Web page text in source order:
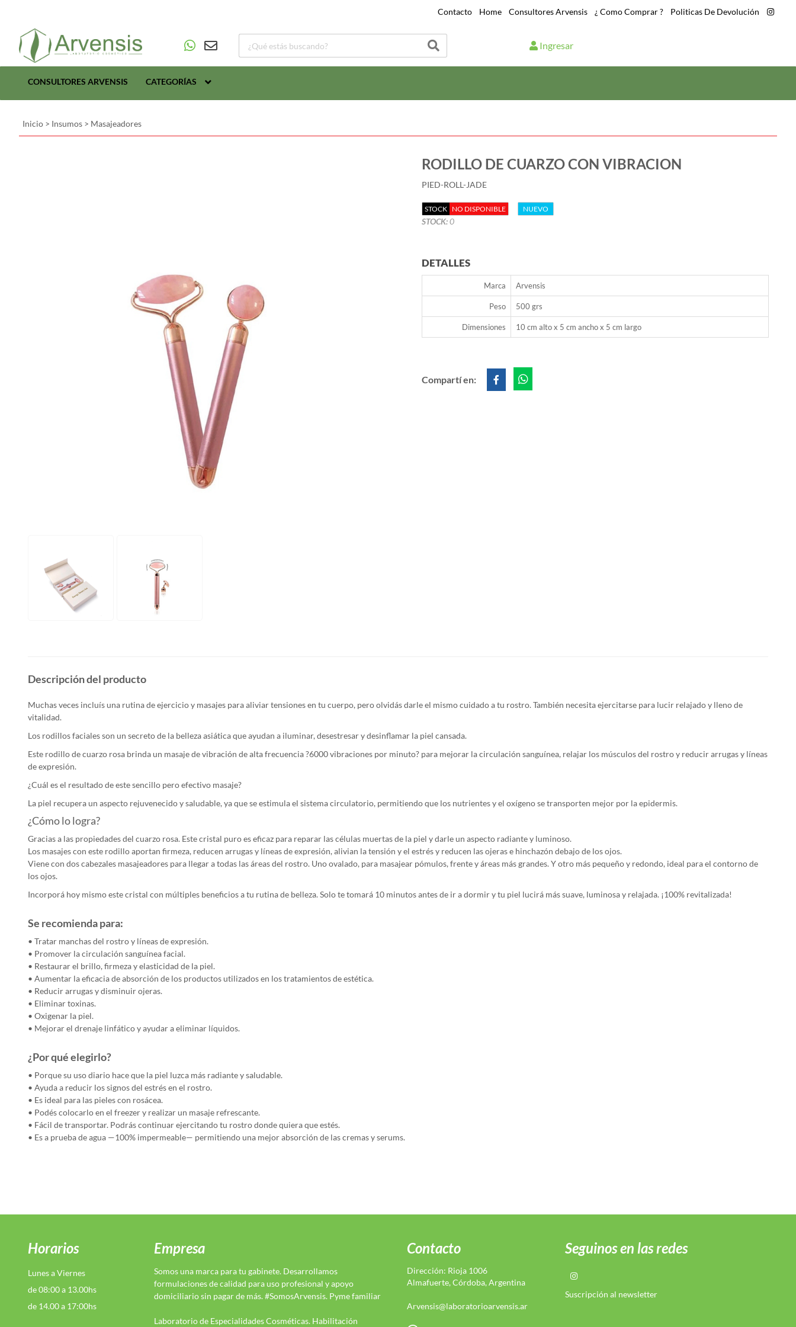
Contacto Home Consultores Arvensis ¿ Como Comprar ? Politicas De Devolución
Ingresar
CONSULTORES ARVENSIS CATEGORÍAS
Inicio > Insumos > Masajeadores
RODILLO DE CUARZO CON VIBRACION
PIED-ROLL-JADE
STOCK NO DISPONIBLE NUEVO
STOCK:0
DETALLES
Marca Arvensis
Peso 500 grs
Dimensiones 10 cm alto x 5 cm ancho x 5 cm largo
Compartí en:
Descripción del producto
Muchas veces incluís una rutina de ejercicio y masajes para aliviar tensiones en tu cuerpo, pero olvidás darle el mismo cuidado a tu rostro. También necesita ejercitarse para lucir relajado y lleno de
vitalidad.
Los rodillos faciales son un secreto de la belleza asiática que ayudan a iluminar, desestresar y desinflamar la piel cansada.
Este rodillo de cuarzo rosa brinda un masaje de vibración de alta frecuencia ?6000 vibraciones por minuto? para mejorar la circulación sanguínea, relajar los músculos del rostro y reducir arrugas y líneas
de expresión.
¿Cuál es el resultado de este sencillo pero efectivo masaje?
La piel recupera un aspecto rejuvenecido y saludable, ya que se estimula el sistema circulatorio, permitiendo que los nutrientes y el oxígeno se transporten mejor por la epidermis.
¿Cómo lo logra?
Gracias a las propiedades del cuarzo rosa. Este cristal puro es eficaz para reparar las células muertas de la piel y darle un aspecto radiante y luminoso.
Los masajes con este rodillo aportan firmeza, reducen arrugas y líneas de expresión, alivian la tensión y el estrés y reducen las ojeras e hinchazón debajo de los ojos.
Viene con dos cabezales masajeadores para llegar a todas las áreas del rostro. Uno ovalado, para masajear pómulos, frente y áreas más grandes. Y otro más pequeño y redondo, ideal para el contorno de
los ojos.
Incorporá hoy mismo este cristal con múltiples beneficios a tu rutina de belleza. Solo te tomará 10 minutos antes de ir a dormir y tu piel lucirá más suave, luminosa y relajada. ¡100% revitalizada!
Se recomienda para:
• Tratar manchas del rostro y líneas de expresión.
• Promover la circulación sanguínea facial.
• Restaurar el brillo, firmeza y elasticidad de la piel.
• Aumentar la eficacia de absorción de los productos utilizados en los tratamientos de estética.
• Reducir arrugas y disminuir ojeras.
• Eliminar toxinas.
• Oxigenar la piel.
• Mejorar el drenaje linfático y ayudar a eliminar líquidos.
¿Por qué elegirlo?
• Porque su uso diario hace que la piel luzca más radiante y saludable.
• Ayuda a reducir los signos del estrés en el rostro.
• Es ideal para las pieles con rosácea.
• Podés colocarlo en el freezer y realizar un masaje refrescante.
• Fácil de transportar. Podrás continuar ejercitando tu rostro donde quiera que estés.
• Es a prueba de agua —100% impermeable— permitiendo una mejor absorción de las cremas y serums.
Horarios
Lunes a Viernes
de 08:00 a 13.00hs
de 14.00 a 17:00hs
Empresa
Somos una marca para tu gabinete. Desarrollamos
formulaciones de calidad para uso profesional y apoyo
domiciliario sin pagar de más. #SomosArvensis. Pyme familiar
Laboratorio de Especialidades Cosméticas. Habilitación
Contacto
Dirección: Rioja 1006
Almafuerte, Córdoba, Argentina
Arvensis@laboratorioarvensis.ar
Seguinos en las redes
Suscripción al newsletter